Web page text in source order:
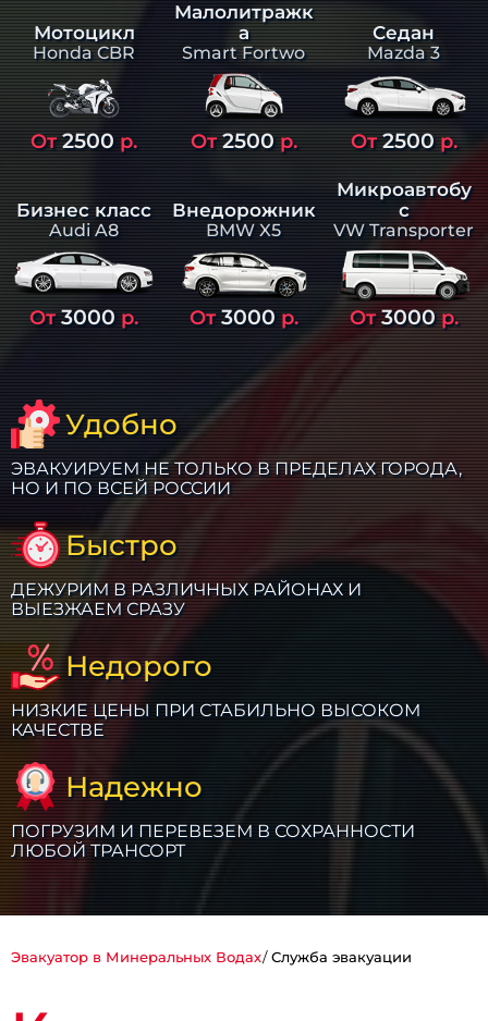
Мотоцикл
Honda CBR
От2500 р.
Малолитражк
а
Smart Fortwo
От2500р.
Седан
Mazda 3
От2500р.
Бизнес класс
Audi A8
От3000 р.
Внедорожник
BMW X5
От3000р.
Микроавтобу
с
VW Transporter
От3000р.
Удобно
ЭВАКУИРУЕМ НЕ ТОЛЬКО В ПРЕДЕЛАХ ГОРОДА,
НО И ПО ВСЕЙ РОССИИ
Быстро
ДЕЖУРИМ В РАЗЛИЧНЫХ РАЙОНАХ И
ВЫЕЗЖАЕМ СРАЗУ
Недорого
НИЗКИЕ ЦЕНЫ ПРИ СТАБИЛЬНО ВЫСОКОМ
КАЧЕСТВЕ
Надежно
ПОГРУЗИМ И ПЕРЕВЕЗЕМ В СОХРАННОСТИ
ЛЮБОЙ ТРАНСОРТ
Эвакуатор в Минеральных Водах Служба эвакуации